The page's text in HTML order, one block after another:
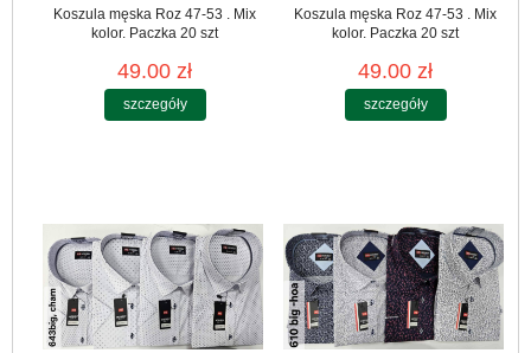
Koszula męska Roz 47-53 . Mix
kolor. Paczka 20 szt
49.00 zł
szczegóły
Koszula męska Roz 47-53 . Mix
kolor. Paczka 20 szt
49.00 zł
szczegóły